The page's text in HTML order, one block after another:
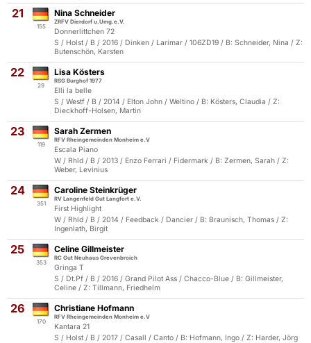
21
155
Nina Schneider
ZRFV Dierdorf u.Umg.e.V.
Donnerlittchen 72
S / Holst / B / 2016 / Dinken / Larimar / 106ZD19 / B: Schneider, Nina / Z:
Butenschön, Karsten
22
29
Lisa Kösters
RSG Burghof 1977
Elli la belle
S / Westf / B / 2014 / Elton John / Weltino / B: Kösters, Claudia / Z:
Dieckhoff-Holsen, Martin
23
119
Sarah Zermen
RFV Rheingemeinden Monheim e.V
Escala Piano
W / Rhld / B / 2013 / Enzo Ferrari / Fidermark / B: Zermen, Sarah / Z:
Weber, Levinius
24
351
Caroline Steinkrüger
RV Langenfeld Gut Langfort e.V.
First Highlight
W / Rhld / B / 2014 / Feedback / Dancier / B: Braunisch, Thomas / Z:
Ingenlath, Birgit
25
353
Celine Gillmeister
RC Gut Neuhaus Grevenbroich
Gringa T
S / Dt.Pf / B / 2016 / Grand Pilot Ass / Chacco-Blue / B: Gillmeister,
Celine / Z: Tillmann, Friedhelm
26
170
Christiane Hofmann
RFV Rheingemeinden Monheim e.V
Kantara 21
S / Holst / B / 2017 / Casall / Canto / B: Hofmann, Ingo / Z: Harder, Jörg